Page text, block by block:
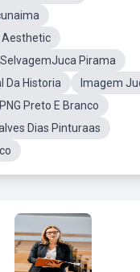
Pirama
Da Historia
Imagem
Preto E Branco
Dias Pinturaas